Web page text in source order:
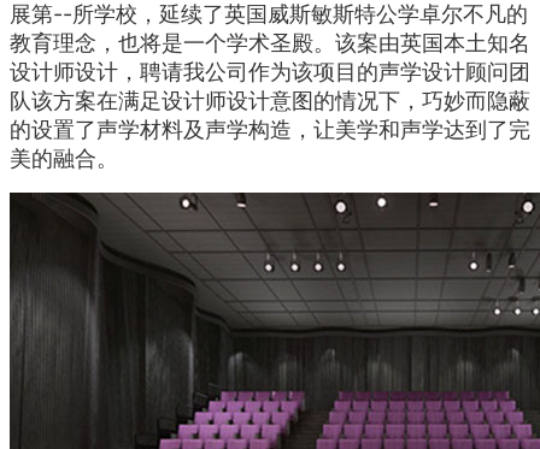
展第--所学校，延续了英国威斯敏斯特公学卓尔不凡的
教育理念，也将是一个学术圣殿。该案由英国本土知名
设计师设计，聘请我公司作为该项目的声学设计顾问团
队该方案在满足设计师设计意图的情况下，巧妙而隐蔽
的设置了声学材料及声学构造，让美学和声学达到了完
美的融合。